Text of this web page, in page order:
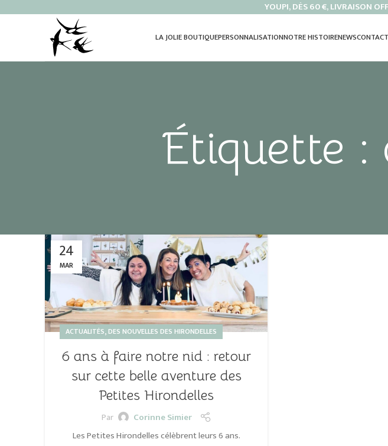
YOUPI, DÈS 60 €, LIVRAISON
LA JOLIE BOUTIQUEPERSONNALISATIONNOTRE HISTOIRENEWSCONTACT
Étiquette :
24
MAR
ACTUALITÉS,DES NOUVELLES DES HIRONDELLES
6 ans à faire notre nid : retour
sur cette belle aventure des
Petites Hirondelles
Par
Corinne Simier
Les Petites Hirondelles célèbrent leurs 6 ans.